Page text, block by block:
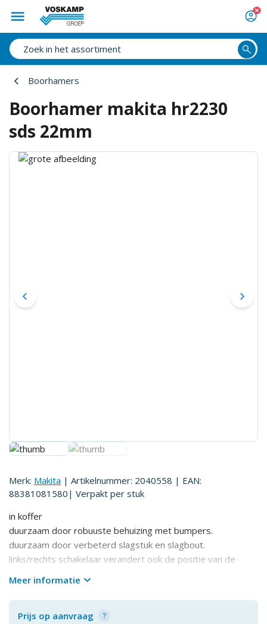
Boorhamers
Boorhamer makita hr2230
sds 22mm
Merk: Makita | Artikelnummer: 2040558 | EAN:
88381081580 | Verpakt per stuk
in koffer
duurzaam door robuuste behuizing met bumpers.
duurzaam door verbeterd slagstuk en slagbout.
links/rechts schakelaar verandert ook de positie van de
machine is i.c.m. stofzuiger tno-gecertificeerd voor stofvrij
werken.
Meer informatie
Prijs op aanvraag